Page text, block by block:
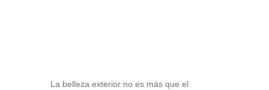
La belleza exterior no es más que el